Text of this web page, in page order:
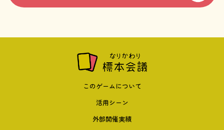
このゲームについて
活用シーン
外部開催実績